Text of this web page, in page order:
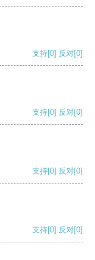
支持[0] 反对[0]
支持[0] 反对[0]
支持[0] 反对[0]
支持[0] 反对[0]